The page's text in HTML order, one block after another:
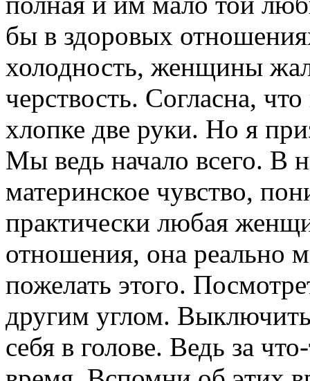
бы в здоровых
холодность, женщины
черствость. Согласна,
хлопке две руки. Но я
Мы ведь начало всего. В
материнское чувство,
практически любая
отношения, она реально
пожелать этого.
другим углом.
себя в голове. Ведь за